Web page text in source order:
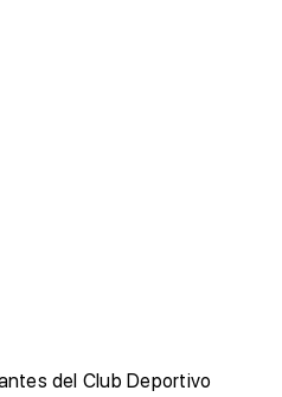
del Club Deportivo